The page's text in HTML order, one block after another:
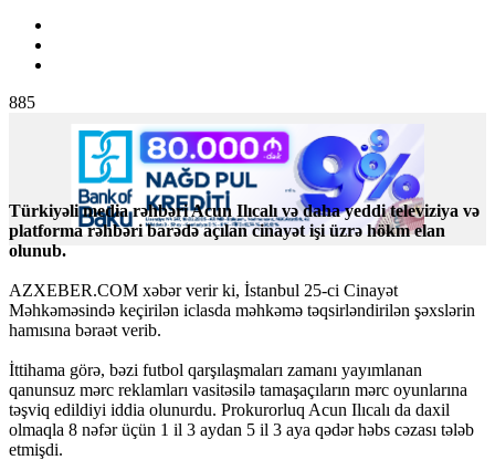
885
Türkiyəli media rəhbəri Acun Ilıcalı və daha yeddi televiziya və
platforma rəhbəri barədə açılan cinayət işi üzrə hökm elan
olunub.
AZXEBER.COM xəbər verir ki, İstanbul 25-ci Cinayət
Məhkəməsində keçirilən iclasda məhkəmə təqsirləndirilən şəxslərin
hamısına bəraət verib.
İttihama görə, bəzi futbol qarşılaşmaları zamanı yayımlanan
qanunsuz mərc reklamları vasitəsilə tamaşaçıların mərc oyunlarına
təşviq edildiyi iddia olunurdu. Prokurorluq Acun Ilıcalı da daxil
olmaqla 8 nəfər üçün 1 il 3 aydan 5 il 3 aya qədər həbs cəzası tələb
etmişdi.